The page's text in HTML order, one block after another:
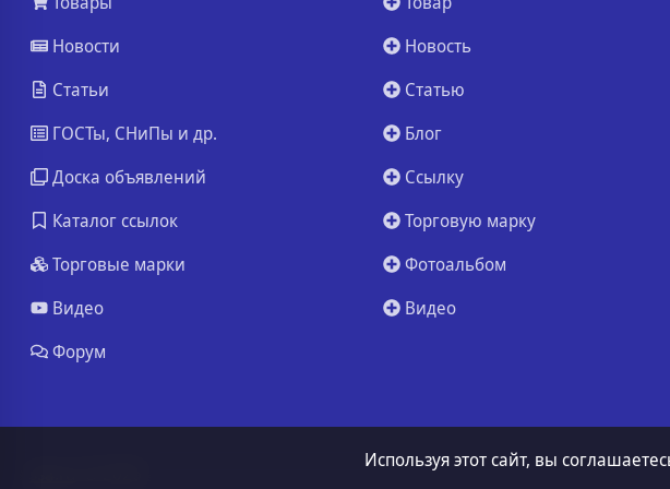
Новости
Статьи
ГОСТы, СНиПы и др.
Доска объявлений
Каталог ссылок
Торговые марки
Видео
Форум
Новость
Статью
Блог
Ссылку
Торговую марку
Фотоальбом
Видео
Используя этот сайт, вы